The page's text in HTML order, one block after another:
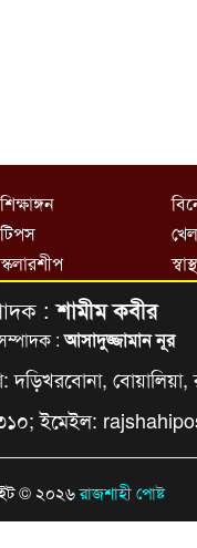
শিক্ষাঙ্গন
টিপস
স্কলারশীপ
: শামীম কবীর
সম্পাদক :আসাদুজ্জামান নূর
দড়িখরবোনা, বোয়ালিয়া,
ইমেইল:
© ২০২৬রাজশাহী পোষ্ট